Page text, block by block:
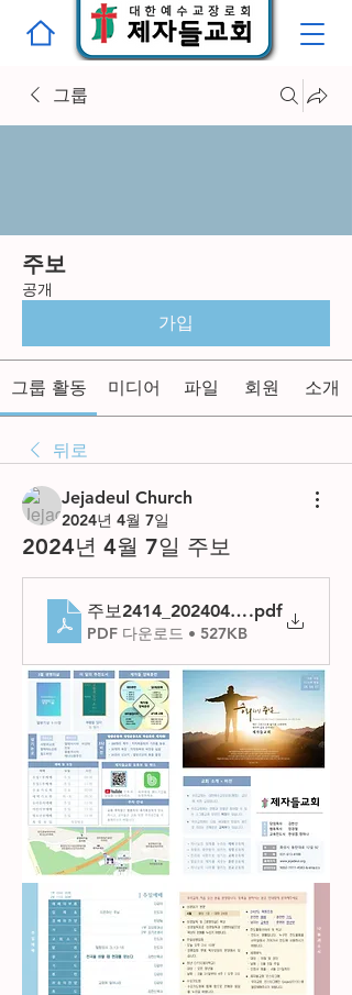
그룹
주보
공개
가입
그룹 활동 미디어 파일 회원 소개
뒤로
Jejadeul Church
2024년 4월 7일
2024년 4월 7일 주보
주보2414_20240407.pdf
PDF 다운로드 • 527KB